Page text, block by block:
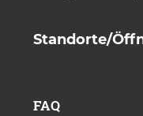
Standorte/
FAQ